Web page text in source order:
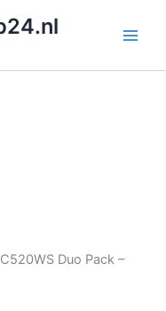
Duo Pack –